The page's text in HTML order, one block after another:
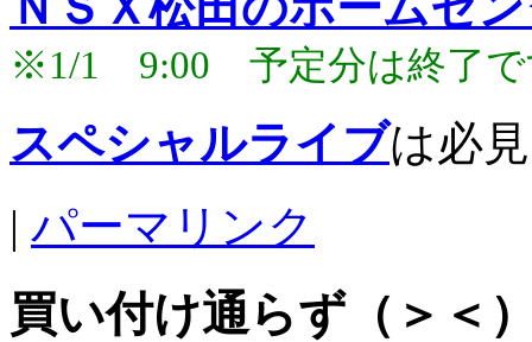
※1/1 9:00 予定分は終了で
スペシャルライブは必
| パーマリンク
買い付け通らず（＞＜